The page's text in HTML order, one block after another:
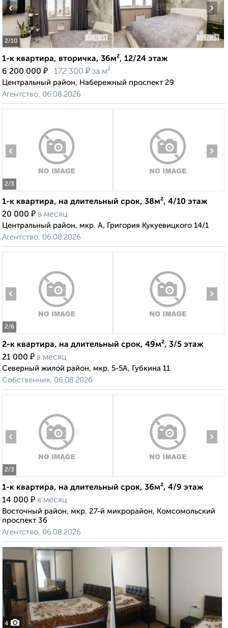
2/10
‹ ›
1-к квартира, вторичка, 36м², 12/24 этаж
6 200 000 ₽ 172 300 ₽ за м²
Центральный район, Набережный проспект 29
Агентство, 06.08.2026
2/3
‹ ›
1-к квартира, на длительный срок, 38м², 4/10 этаж
20 000 ₽ в месяц
Центральный район, мкр. А, Григория Кукуевицкого 14/1
Агентство, 06.08.2026
2/6
‹ ›
2-к квартира, на длительный срок, 49м², 3/5 этаж
21 000 ₽ в месяц
Северный жилой район, мкр. 5-5А, Губкина 11
Собственник, 06.08.2026
2/3
‹ ›
1-к квартира, на длительный срок, 36м², 4/9 этаж
14 000 ₽ в месяц
Восточный район, мкр. 27-й микрорайон, Комсомольский
проспект 36
Агентство, 06.08.2026
4